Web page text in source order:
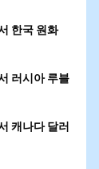
한국 원화
러시아 루블
캐나다 달러